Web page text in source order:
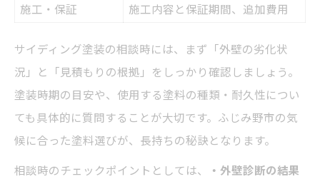
施工・保証
施工内容と保証期間、追加費用
サイディング塗装の相談時には、まず「外壁の劣化状
況」と「見積もりの根拠」をしっかり確認しましょう。
塗装時期の目安や、使用する塗料の種類・耐久性につい
ても具体的に質問することが大切です。ふじみ野市の気
候に合った塗料選びが、長持ちの秘訣となります。
相談時のチェックポイントとしては、
・外壁診断の結果